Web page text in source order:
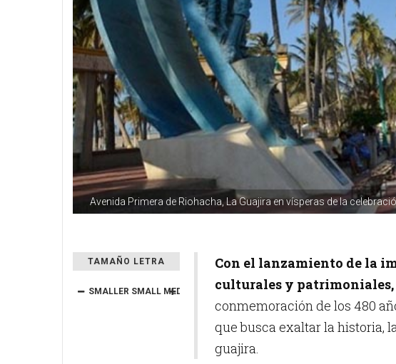
Avenida Primera de Riohacha, La Guajira en vísperas de la
TAMAÑO LETRA
SMALLER SMALL MEDIUM BIGGER
Con el lanzamiento de la
culturales y patrimoniales,
conmemoración de los 480
que busca exaltar la historia,
guajira.